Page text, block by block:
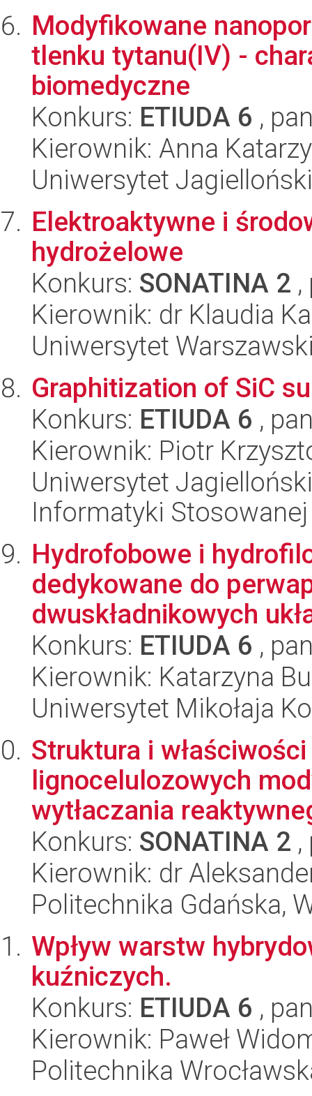
Modyfikowane
tlenku tytanu(IV) -
biomedyczne
Konkurs: ETIUDA 6 ,
Kierownik: Anna
Uniwersytet
Elektroaktywne i
hydrożelowe
Konkurs: SONATINA 2
Kierownik: dr Klaudia
Uniwersytet
Graphitization of SiC
Konkurs: ETIUDA 6 ,
Kierownik: Piotr
Uniwersytet
Informatyki Stosowanej
Hydrofobowe i
dedykowane do
dwuskładnikowych
Konkurs: ETIUDA 6 ,
Kierownik: Katarzyna
Uniwersytet Mikołaja
Struktura i
lignocelulozowych
wytłaczania
Konkurs: SONATINA 2
Kierownik: dr
Politechnika Gdańska,
Wpływ warstw
kuźniczych.
Konkurs: ETIUDA 6 ,
Kierownik: Paweł
Politechnika